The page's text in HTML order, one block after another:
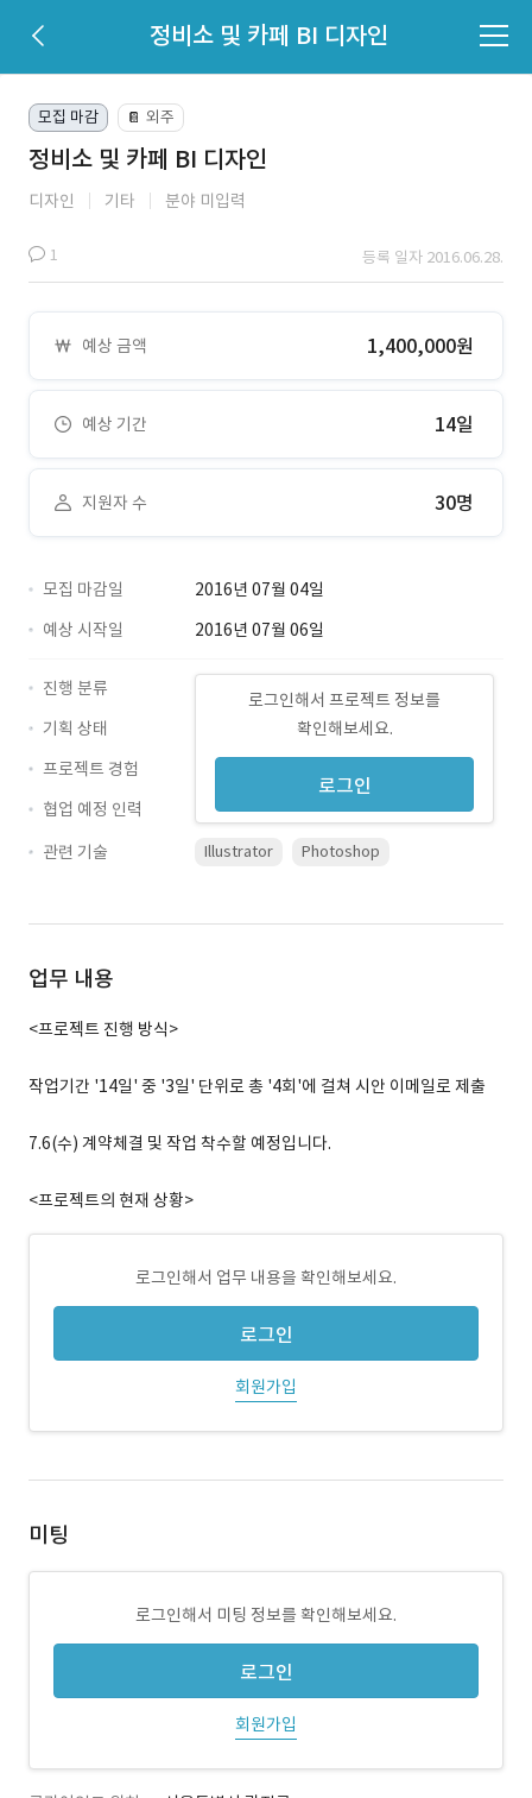
정비소 및 카페 BI 디자인
모집 마감 📔 외주
정비소 및 카페 BI 디자인
디자인 기타 분야 미입력
1 등록 일자 2016.06.28.
예상 금액 1,400,000원
예상 기간 14일
지원자 수 30명
모집 마감일
2016년 07월 04일
예상 시작일
2016년 07월 06일
로그인해서 프로젝트 정보를
확인해보세요.
로그인
진행 분류
기획 상태
프로젝트 경험
협업 예정 인력
관련 기술
Illustrator Photoshop
업무 내용
<프로젝트 진행 방식>
작업기간 '14일' 중 '3일' 단위로 총 '4회'에 걸쳐 시안 이메일로 제출
7.6(수) 계약체결 및 작업 착수할 예정입니다.
<프로젝트의 현재 상황>
로그인해서 업무 내용을 확인해보세요.
로그인
회원가입
미팅
로그인해서 미팅 정보를 확인해보세요.
로그인
회원가입